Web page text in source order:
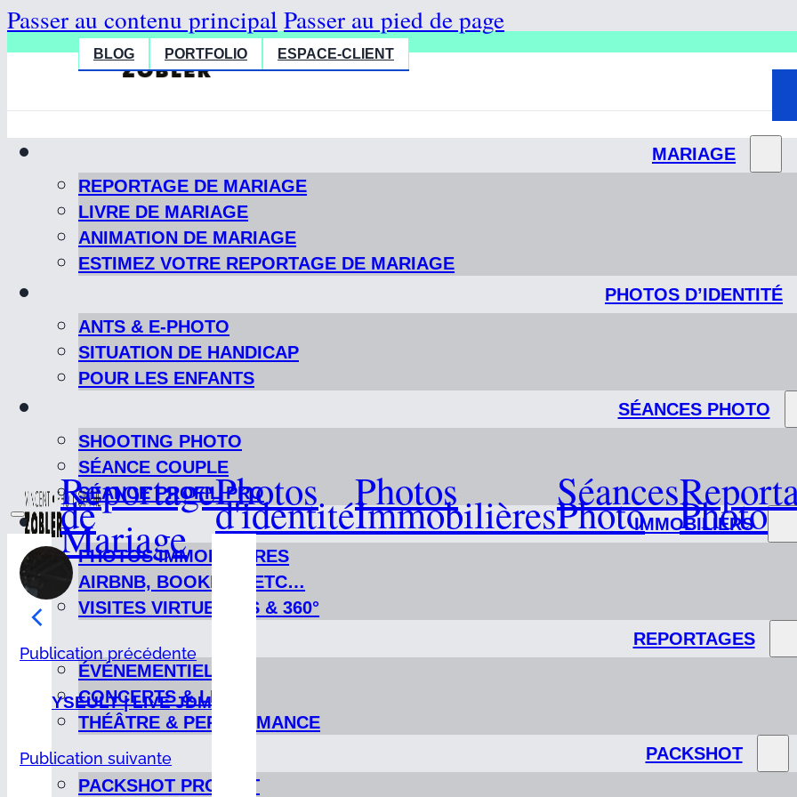
Passer au contenu principal Passer au pied de page
BLOG PORTFOLIO ESPACE-CLIENT
MARIAGE
REPORTAGE DE MARIAGE
LIVRE DE MARIAGE
ANIMATION DE MARIAGE
ESTIMEZ VOTRE REPORTAGE DE MARIAGE
PHOTOS D’IDENTITÉ
ANTS & E-PHOTO
SITUATION DE HANDICAP
POUR LES ENFANTS
SÉANCES PHOTO
SHOOTING PHOTO
SÉANCE COUPLE
SÉANCE PROFIL PRO
IMMOBILIERS
PHOTOS IMMOBILIÈRES
AIRBNB, BOOKING, ETC…
VISITES VIRTUELLES & 360°
REPORTAGES
ÉVÉNEMENTIELS
CONCERTS & LIVES
THÉÂTRE & PERFORMANCE
PACKSHOT
PACKSHOT PRODUIT
Reportage
de
Mariage
Photos
d'identitéPhotos
ImmobilièresSéances
Photo Photo
Publication précédente
YSEULT | LIVE JDM
Publication suivante